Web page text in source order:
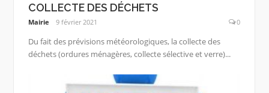
COLLECTE DES DÉCHETS
Mairie 9 février 2021 0
Du fait des prévisions météorologiques, la collecte des
déchets (ordures ménagères, collecte sélective et verre)...